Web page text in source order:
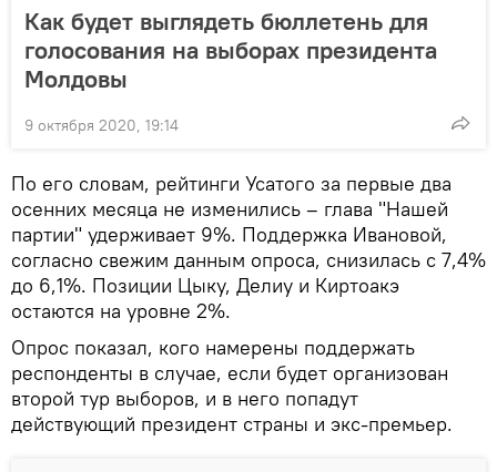
Как будет выглядеть бюллетень для
голосования на выборах президента
Молдовы
9 октября 2020, 19:14
По его словам, рейтинги Усатого за первые два
осенних месяца не изменились – глава "Нашей
партии" удерживает 9%. Поддержка Ивановой,
согласно свежим данным опроса, снизилась с 7,4%
до 6,1%. Позиции Цыку, Делиу и Киртоакэ
остаются на уровне 2%.
Опрос показал, кого намерены поддержать
респонденты в случае, если будет организован
второй тур выборов, и в него попадут
действующий президент страны и экс-премьер.